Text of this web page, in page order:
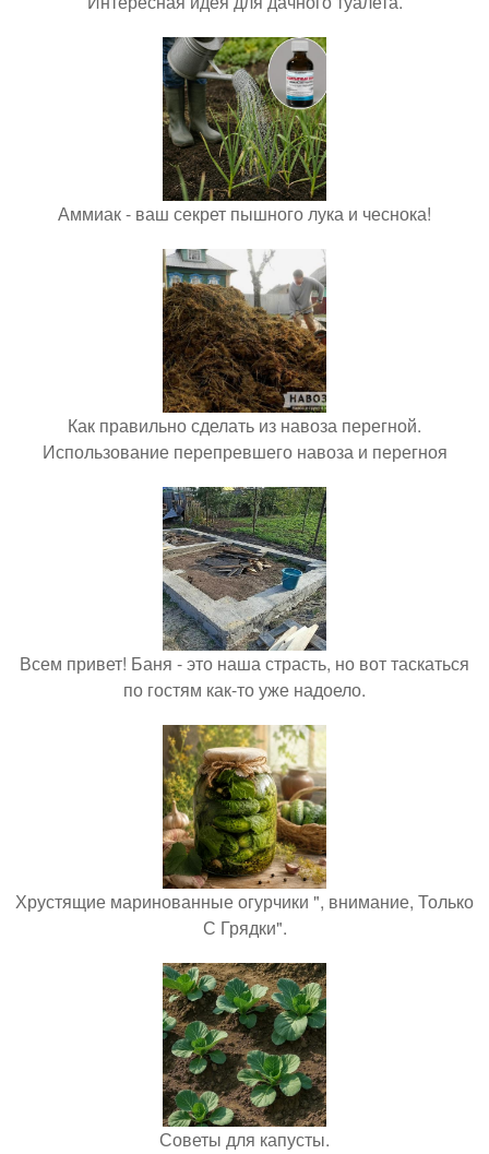
Аммиак - ваш секрет пышного лука и чеснока!
Как правильно сделать из навоза перегной.
Использование перепревшего навоза и перегноя
Всем привет! Баня - это наша страсть, но вот таскаться
по гостям как-то уже надоело.
Хрустящие маринованные огурчики ", внимание, Только
С Грядки".
Советы для капусты.